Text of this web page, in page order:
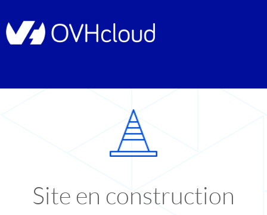
Site en construction